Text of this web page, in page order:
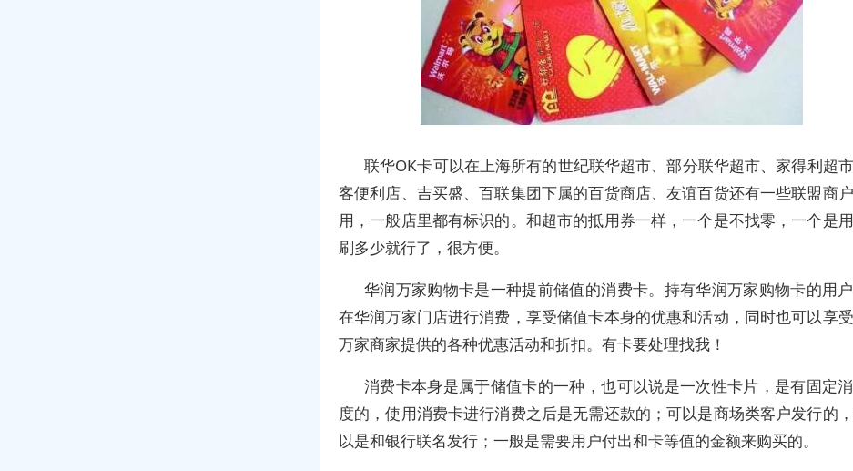
联华OK卡可以在上海所有的世纪联华超市、部分联华超市、家得利超
客便利店、吉买盛、百联集团下属的百货商店、友谊百货还有一些联盟商
用，一般店里都有标识的。和超市的抵用券一样，一个是不找零，一个是
刷多少就行了，很方便。
华润万家购物卡是一种提前储值的消费卡。持有华润万家购物卡的用
在华润万家门店进行消费，享受储值卡本身的优惠和活动，同时也可以享
万家商家提供的各种优惠活动和折扣。有卡要处理找我！
消费卡本身是属于储值卡的一种，也可以说是一次性卡片，是有固定
度的，使用消费卡进行消费之后是无需还款的；可以是商场类客户发行的
以是和银行联名发行；一般是需要用户付出和卡等值的金额来购买的。